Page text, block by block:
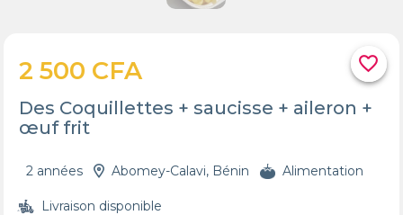
favorite_border
2 500 CFA
Des Coquillettes + saucisse + aileron +
œuf frit
2 années Abomey-Calavi, Bénin Alimentation
Livraison disponible